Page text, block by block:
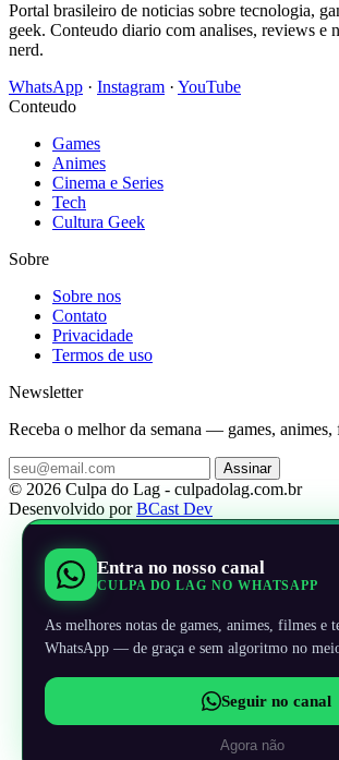
Portal brasileiro de noticias sobre tecnologia,
geek. Conteudo diario com analises, reviews e
nerd.
WhatsApp · Instagram · YouTube
Conteudo
Games
Animes
Cinema e Series
Tech
Cultura Geek
Sobre
Sobre nos
Contato
Privacidade
Termos de uso
Newsletter
Receba o melhor da semana — games, animes,
Assinar
© 2026 Culpa do Lag - culpadolag.com.br
Desenvolvido porBCast Dev
Entra no nosso canal
CULPA DO LAG NO WHATSAPP
As melhores notas de games, animes, filmes e
WhatsApp — de graça e sem algoritmo no
Seguir no canal
Agora não